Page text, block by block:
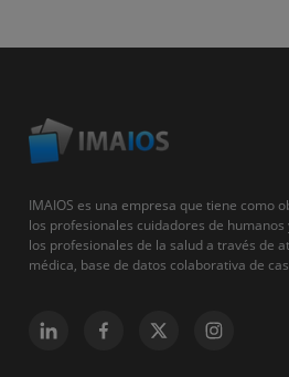
IMAIOS es una empresa que tiene como
los profesionales cuidadores de
los profesionales de la salud a través de
médica, base de datos colaborativa de